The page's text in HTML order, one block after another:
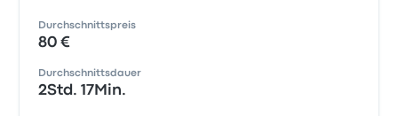
Durchschnittspreis
80 €
Durchschnittsdauer
2Std. 17Min.